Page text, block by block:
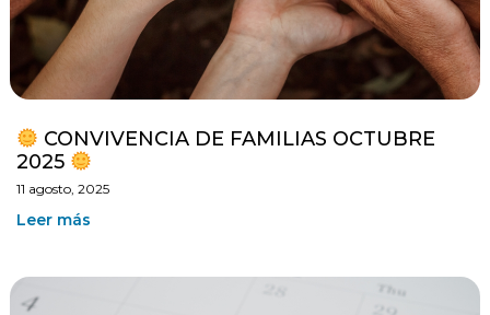
CONVIVENCIA DE FAMILIAS OCTUBRE
2025
11 agosto, 2025
Leer más